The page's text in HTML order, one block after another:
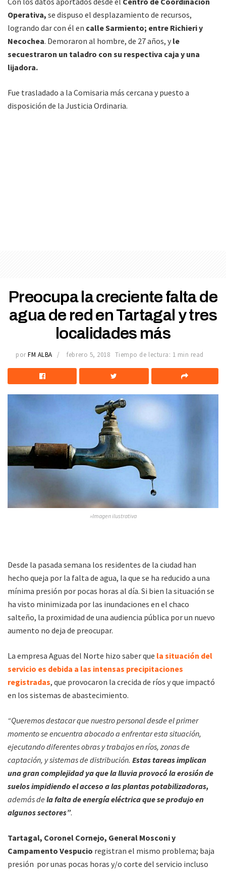
Operativa, se dispuso el desplazamiento de recursos,
logrando dar con él en calle Sarmiento; entre Richieri y
Necochea. Demoraron al hombre, de 27 años, y le
secuestraron un taladro con su respectiva caja y una
lijadora.
Fue trasladado a la Comisaria más cercana y puesto a
disposición de la Justicia Ordinaria.
Preocupa la creciente falta de
agua de red en Tartagal y tres
localidades más
por FM ALBA febrero 5, 2018 Tiempo de lectura: 1 min read
»Imagen ilustrativa
Desde la pasada semana los residentes de la ciudad han
hecho queja por la falta de agua, la que se ha reducido a una
mínima presión por pocas horas al día. Si bien la situación se
ha visto minimizada por las inundaciones en el chaco
salteño, la proximidad de una audiencia pública por un nuevo
aumento no deja de preocupar.
La empresa Aguas del Norte hizo saber que la situación del
servicio es debida a las intensas precipitaciones
registradas, que provocaron la crecida de ríos y que impactó
en los sistemas de abastecimiento.
“Queremos destacar que nuestro personal desde el primer
momento se encuentra abocado a enfrentar esta situación,
ejecutando diferentes obras y trabajos en ríos, zonas de
captación, y sistemas de distribución. Estas tareas implican
una gran complejidad ya que la lluvia provocó la erosión de
suelos impidiendo el acceso a las plantas potabilizadoras,
además de la falta de energía eléctrica que se produjo en
algunos sectores”.
Tartagal, Coronel Cornejo, General Mosconi y
Campamento Vespucio registran el mismo problema; baja
presión por unas pocas horas y/o corte del servicio incluso